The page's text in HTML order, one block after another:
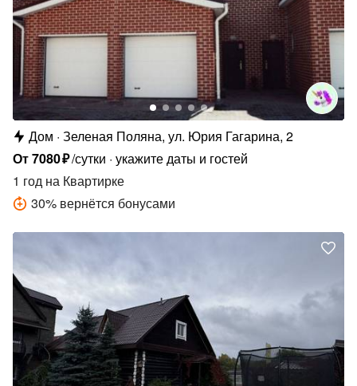
Дом Зеленая Поляна, ул. Юрия Гагарина, 2
От7080₽/сутки укажите даты и гостей
1 год на Квартирке
30% вернётся бонусами